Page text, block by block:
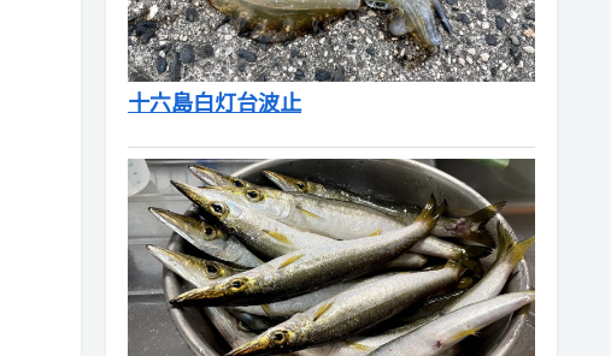
十六島白灯台波止